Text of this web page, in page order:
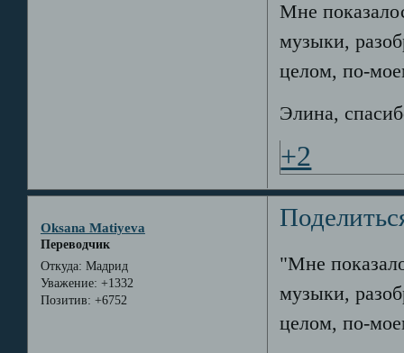
Мне
музыки,
целом, по-
Элина,
+2
Oksana Matiyeva
Переводчик
Откуда: Мадрид
Уважение: +1332
Позитив: +6752
"Мне
музыки,
целом, по-